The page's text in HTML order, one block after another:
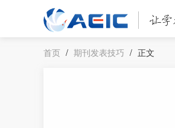
首页 / 期刊发表技巧 / 正文